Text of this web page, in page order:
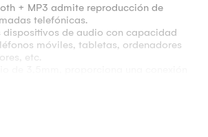
+ MP3 admite reproducción de
telefónicas.
dispositivos de audio con capacidad
móviles, tabletas, ordenadores
etc.